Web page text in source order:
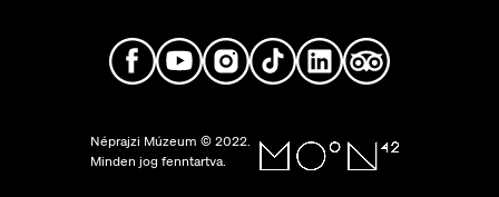
Néprajzi Múzeum © 2022.
Minden jog fenntartva.